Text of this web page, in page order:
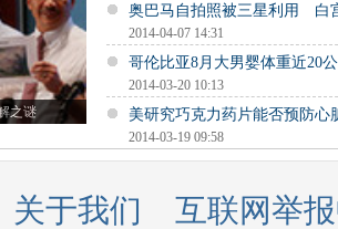
之谜
奥巴马自拍照被三星利用 白
2014-04-07 14:31
哥伦比亚8月大男婴体重近20
2014-03-20 10:13
美研究巧克力药片能否预防心
2014-03-19 09:58
关于我们
互联网举